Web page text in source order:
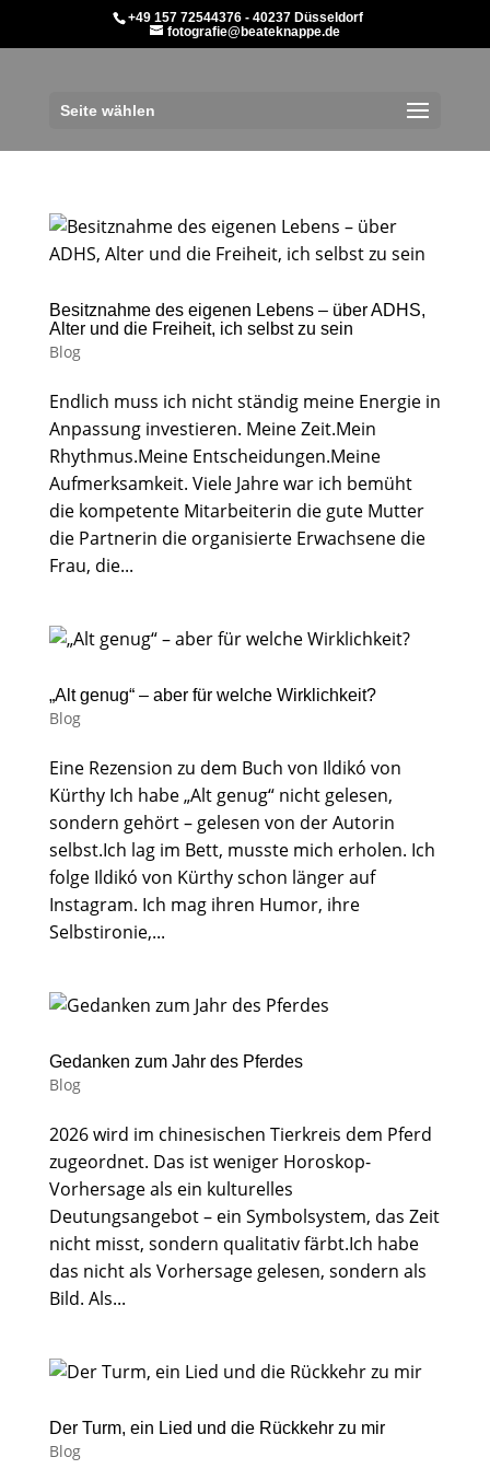
+49 157 72544376 - 40237 Düsseldorf
fotografie@beateknappe.de
Seite wählen
Besitznahme des eigenen Lebens – über ADHS,
Alter und die Freiheit, ich selbst zu sein
Blog
Endlich muss ich nicht ständig meine Energie in
Anpassung investieren. Meine Zeit.Mein
Rhythmus.Meine Entscheidungen.Meine
Aufmerksamkeit. Viele Jahre war ich bemüht
die kompetente Mitarbeiterin die gute Mutter
die Partnerin die organisierte Erwachsene die
Frau, die...
„Alt genug“ – aber für welche Wirklichkeit?
Blog
Eine Rezension zu dem Buch von Ildikó von
Kürthy Ich habe „Alt genug“ nicht gelesen,
sondern gehört – gelesen von der Autorin
selbst.Ich lag im Bett, musste mich erholen. Ich
folge Ildikó von Kürthy schon länger auf
Instagram. Ich mag ihren Humor, ihre
Selbstironie,...
Gedanken zum Jahr des Pferdes
Blog
2026 wird im chinesischen Tierkreis dem Pferd
zugeordnet. Das ist weniger Horoskop-
Vorhersage als ein kulturelles
Deutungsangebot – ein Symbolsystem, das Zeit
nicht misst, sondern qualitativ färbt.Ich habe
das nicht als Vorhersage gelesen, sondern als
Bild. Als...
Der Turm, ein Lied und die Rückkehr zu mir
Blog